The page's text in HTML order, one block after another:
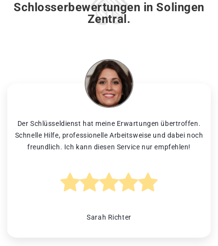
Schlosserbewertungen in Solingen
Zentral.
Der Schlüsseldienst hat meine Erwartungen übertroffen.
Schnelle Hilfe, professionelle Arbeitsweise und dabei noch
freundlich. Ich kann diesen Service nur empfehlen!
Sarah Richter